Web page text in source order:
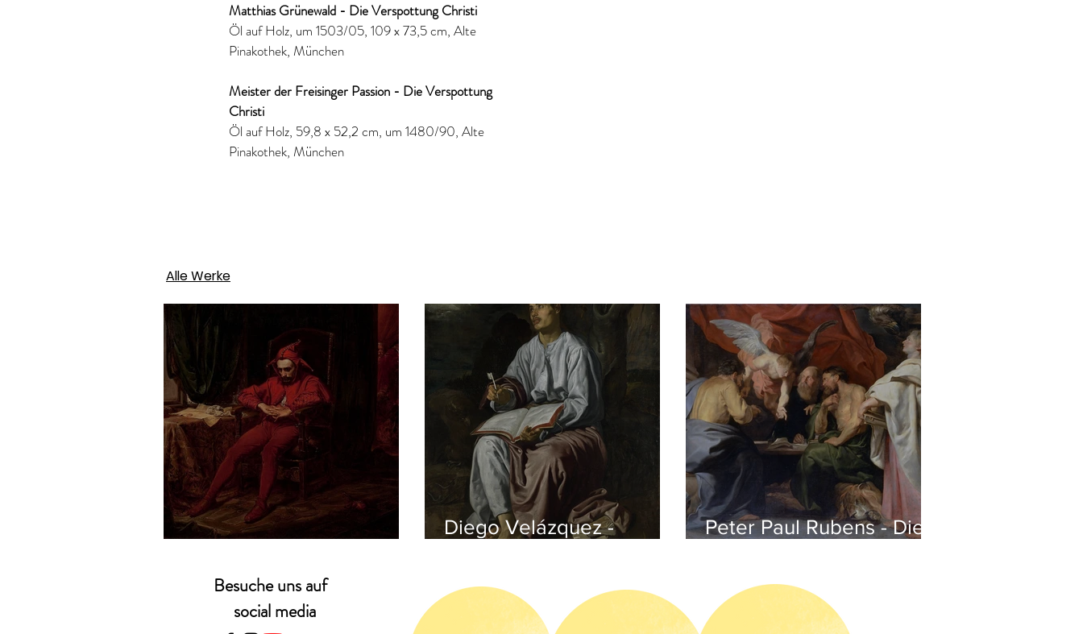
Matthias Grünewald - Die Verspottung Christi
Öl auf Holz, um 1503/05, 109 x 73,5 cm, Alte
Pinakothek, München
Meister der Freisinger Passion - Die Verspottung
Christi
Öl auf Holz, 59,8 x 52,2 cm, um 1480/90, Alte
Pinakothek, München
Alle Werke
Diego Velázquez -
Peter Paul Rubens - Die
Besuche uns auf
social media